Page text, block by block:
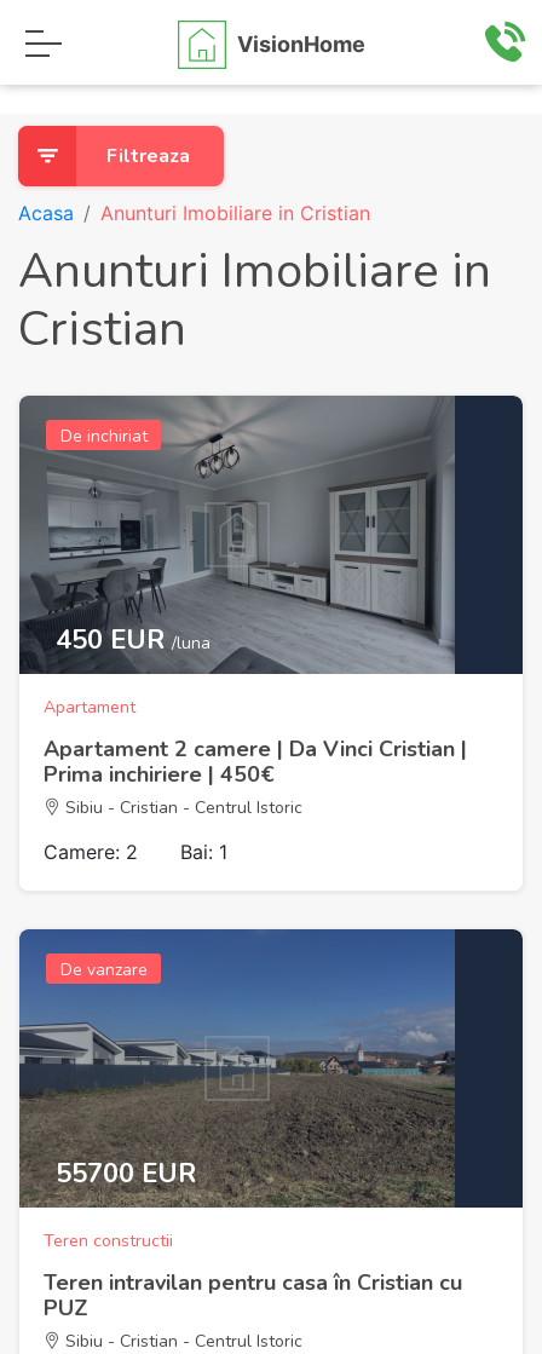
VisionHome
Filtreaza
Acasa Anunturi Imobiliare in Cristian
Anunturi Imobiliare in
Cristian
De inchiriat
450 EUR/luna
Apartament
Apartament 2 camere | Da Vinci Cristian |
Prima inchiriere | 450€
Sibiu - Cristian - Centrul Istoric
Camere: 2 Bai: 1
De vanzare
55700 EUR
Teren constructii
Teren intravilan pentru casa în Cristian cu
PUZ
Sibiu - Cristian - Centrul Istoric